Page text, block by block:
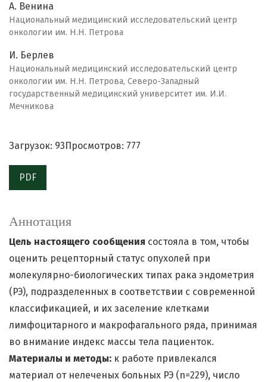
А. Венина
Национальный медицинский исследовательский центр
онкологии им. Н.Н. Петрова
И. Берлев
Национальный медицинский исследовательский центр
онкологии им. Н.Н. Петрова, Северо-Западный
государственный медицинский университет им. И.И.
Мечникова
Загрузок: 93 Просмотров: 777
PDF
Аннотация
Цель настоящего сообщения состояла в том, чтобы
оценить рецепторный статус опухолей при
молекулярно-биологических типах рака эндометрия
(РЭ), подразделенных в соответствии с современной
классификацией, и их заселение клетками
лимфоцитарного и макрофагального ряда, принимая
во внимание индекс массы тела пациенток.
Материалы и методы: к работе привлекался
материал от нелеченых больных РЭ (n=229), число